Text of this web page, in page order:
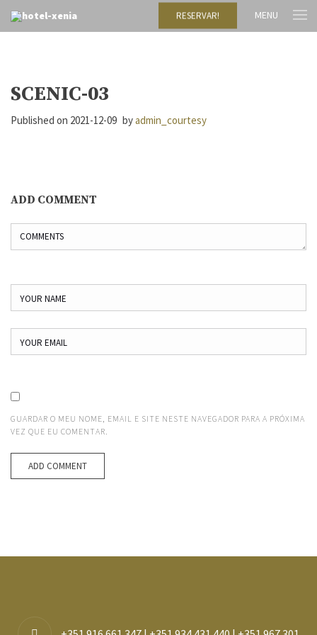
RESERVAR! MENU
SCENIC-03
Published on 2021-12-09 byadmin_courtesy
ADD COMMENT
GUARDAR O MEU NOME, EMAIL E SITE NESTE NAVEGADOR PARA A PRÓXIMA
VEZ QUE EU COMENTAR.